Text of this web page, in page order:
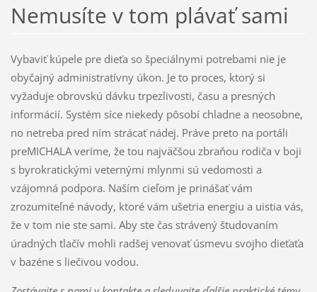
Nemusíte v tom plávať sami
Vybaviť kúpele pre dieťa so špeciálnymi potrebami nie je
obyčajný administratívny úkon. Je to proces, ktorý si
vyžaduje obrovskú dávku trpezlivosti, času a presných
informácií. Systém síce niekedy pôsobí chladne a neosobne,
no netreba pred ním strácať nádej. Práve preto na portáli
preMICHALA veríme, že tou najväčšou zbraňou rodiča v boji
s byrokratickými veternými mlynmi sú vedomosti a
vzájomná podpora. Naším cieľom je prinášať vám
zrozumiteľné návody, ktoré vám ušetria energiu a uistia vás,
že v tom nie ste sami. Aby ste čas strávený študovaním
úradných tlačív mohli radšej venovať úsmevu svojho dieťaťa
v bazéne s liečivou vodou.